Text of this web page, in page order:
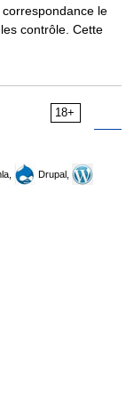
le
contrôle. Cette
18+
Drupal,